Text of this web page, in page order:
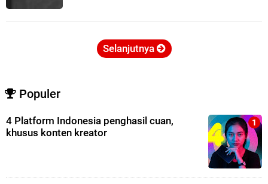
Selanjutnya
Populer
4 Platform Indonesia penghasil cuan,
khusus konten kreator